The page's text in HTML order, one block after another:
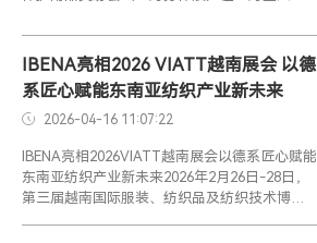
杆企业，上海伊贝纳纺织品有限公司...
IBENA亮相2026 VIATT越南展会 以德
系匠心赋能东南亚纺织产业新未来
2026-04-16 11:07:22
IBENA亮相2026VIATT越南展会以德系匠心赋能
东南亚纺织产业新未来2026年2月26日-28日，
第三届越南国际服装、纺织品及纺织技术博览